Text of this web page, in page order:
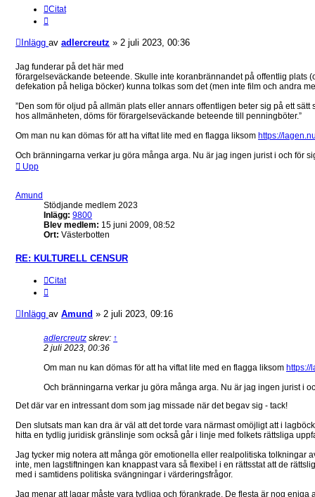
Citat
Inlägg av adlercreutz » 2 juli 2023, 00:36
Jag funderar på det här med
förargelseväckande beteende. Skulle inte koranbrännandet på offentlig plats
defekation på heliga böcker) kunna tolkas som det (men inte film och andra
”Den som för oljud på allmän plats eller annars offentligen beter sig på ett sätt
hos allmänheten, döms för förargelseväckande beteende till penningböter.”
Om man nu kan dömas för att ha viftat lite med en flagga liksom https://
Och bränningarna verkar ju göra många arga. Nu är jag ingen jurist i och för
Upp
Amund
Stödjande medlem 2023
Inlägg: 9800
Blev medlem: 15 juni 2009, 08:52
Ort: Västerbotten
RE: KULTURELL CENSUR
Citat
Inlägg av Amund » 2 juli 2023, 09:16
adlercreutz skrev: ↑
2 juli 2023, 00:36
Om man nu kan dömas för att ha viftat lite med en flagga liksom https://
Och bränningarna verkar ju göra många arga. Nu är jag ingen jurist i
Det där var en intressant dom som jag missade när det begav sig - tack!
Den slutsats man kan dra är väl att det torde vara närmast omöjligt att i
hitta en tydlig juridisk gränslinje som också går i linje med folkets rättsliga
Jag tycker mig notera att många gör emotionella eller realpolitiska tolkningar
inte, men lagstiftningen kan knappast vara så flexibel i en rättsstat att de
med i samtidens politiska svängningar i värderingsfrågor.
Jag menar att lagar måste vara tydliga och förankrade. De flesta är nog eniga